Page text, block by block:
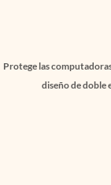
Protege las
diseño de doble